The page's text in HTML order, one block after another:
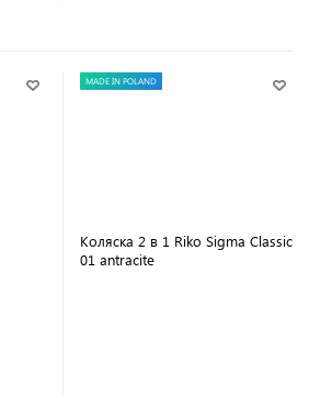
MADE IN POLAND
Коляска 2 в 1 Riko Sigma Classic
01 antracite